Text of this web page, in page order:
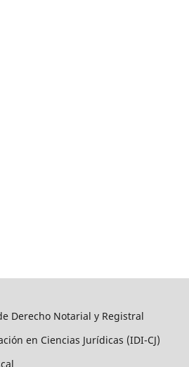
Derecho Notarial y Registral
en Ciencias Jurídicas (IDI-CJ)